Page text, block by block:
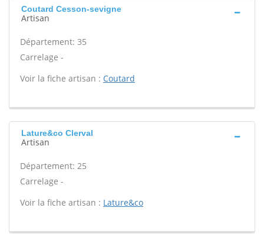
Coutard Cesson-sevigne
Artisan
Département: 35
Carrelage -
Voir la fiche artisan : Coutard
Lature&co Clerval
Artisan
Département: 25
Carrelage -
Voir la fiche artisan : Lature&co